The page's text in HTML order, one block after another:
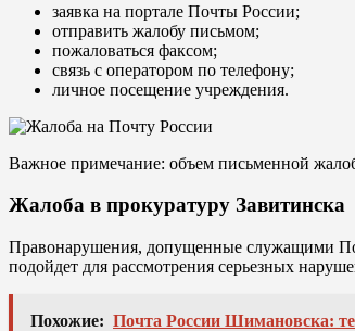
заявка на портале Почты России;
отправить жалобу письмом;
пожаловаться факсом;
связь с оператором по телефону;
личное посещение учреждения.
Важное примечание: объем письменной
Жалоба в прокуратуру Завитинска
Правонарушения, допущенные служащими
подойдет для рассмотрения серьезных
Похожие: Почта России Шимановска: